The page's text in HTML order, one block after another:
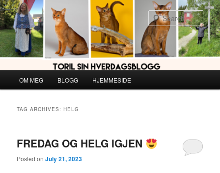
Skip
to
primary
content
Skip
to
secondary
content
OM MEG BLOGG HJEMMESIDE
TAG ARCHIVES:HELG
FREDAG OG HELG IGJEN
Posted onJuly 21, 2023